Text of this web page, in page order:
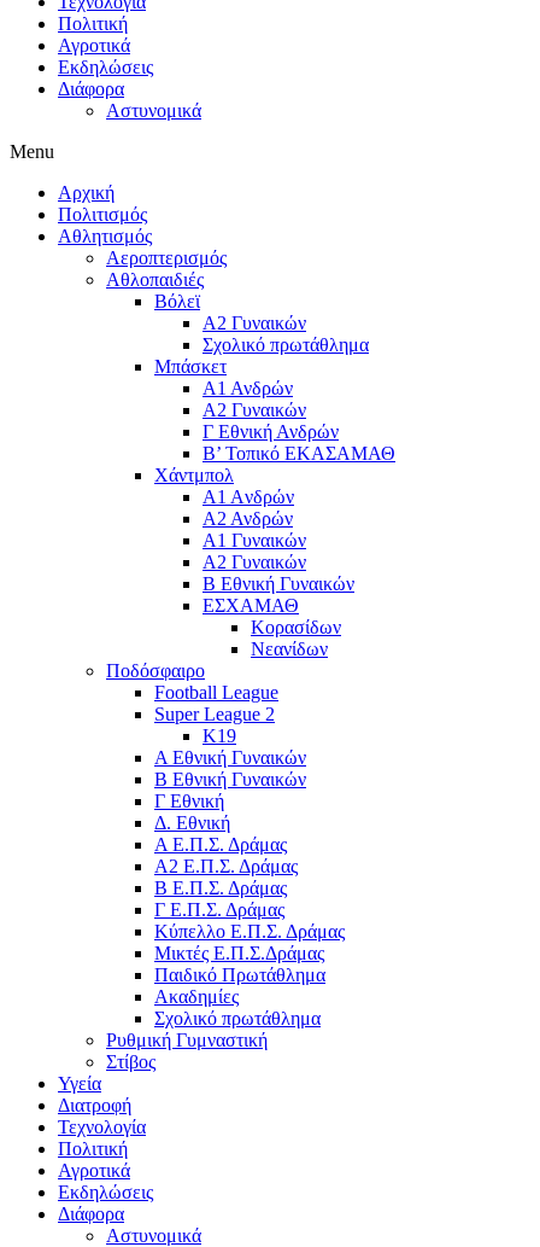
Πολιτική
Αγροτικά
Εκδηλώσεις
Διάφορα
Αστυνομικά
Menu
Αρχική
Πολιτισμός
Αθλητισμός
Αεροπτερισμός
Αθλοπαιδιές
Βόλεϊ
Α2 Γυναικών
Σχολικό πρωτάθλημα
Μπάσκετ
Α1 Ανδρών
Α2 Γυναικών
Γ Εθνική Ανδρών
Β’ Τοπικό ΕΚΑΣΑΜΑΘ
Χάντμπολ
A1 Aνδρών
Α2 Ανδρών
Α1 Γυναικών
Α2 Γυναικών
Β Εθνική Γυναικών
ΕΣΧΑΜΑΘ
Κορασίδων
Νεανίδων
Ποδόσφαιρο
Football League
Super League 2
Κ19
A Εθνική Γυναικών
Β Εθνική Γυναικών
Γ Εθνική
Δ. Εθνική
Α Ε.Π.Σ. Δράμας
Α2 Ε.Π.Σ. Δράμας
Β Ε.Π.Σ. Δράμας
Γ Ε.Π.Σ. Δράμας
Κύπελλο Ε.Π.Σ. Δράμας
Μικτές Ε.Π.Σ.Δράμας
Παιδικό Πρωτάθλημα
Ακαδημίες
Σχολικό πρωτάθλημα
Ρυθμική Γυμναστική
Στίβος
Υγεία
Διατροφή
Τεχνολογία
Πολιτική
Αγροτικά
Εκδηλώσεις
Διάφορα
Αστυνομικά